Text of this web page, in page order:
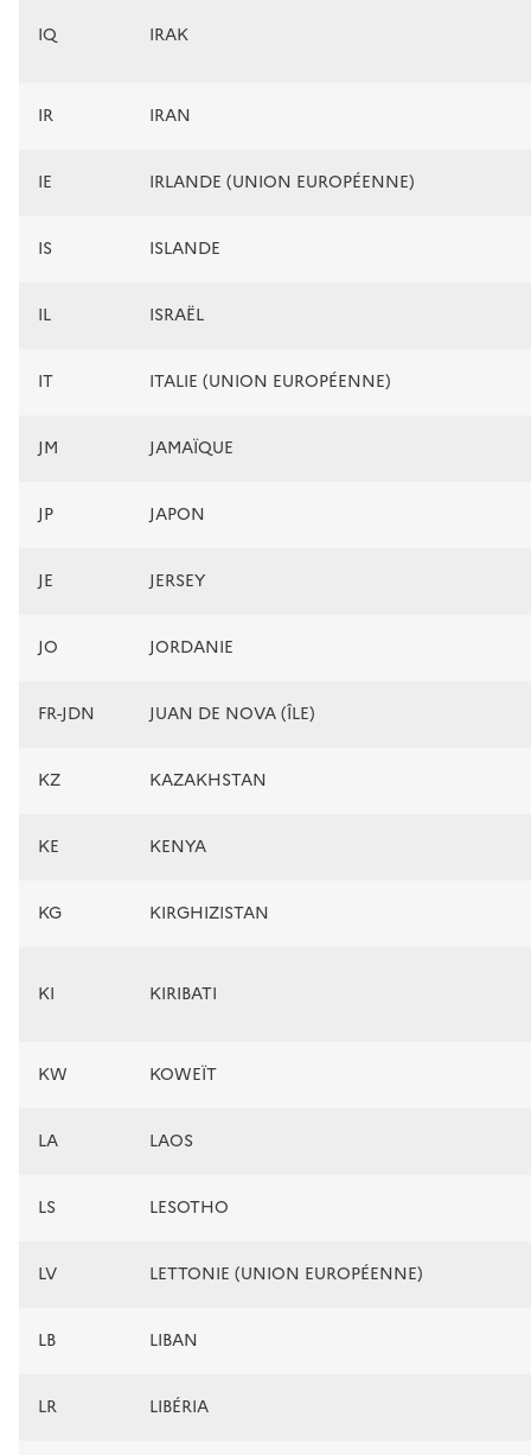
IQ IRAK
IR IRAN
IE IRLANDE (UNION EUROPÉENNE)
IS ISLANDE
IL ISRAËL
IT ITALIE (UNION EUROPÉENNE)
JM JAMAÏQUE
JP JAPON
JE JERSEY
JO JORDANIE
FR-JDN JUAN DE NOVA (ÎLE)
KZ KAZAKHSTAN
KE KENYA
KG KIRGHIZISTAN
KI KIRIBATI
KW KOWEÏT
LA LAOS
LS LESOTHO
LV LETTONIE (UNION EUROPÉENNE)
LB LIBAN
LR LIBÉRIA